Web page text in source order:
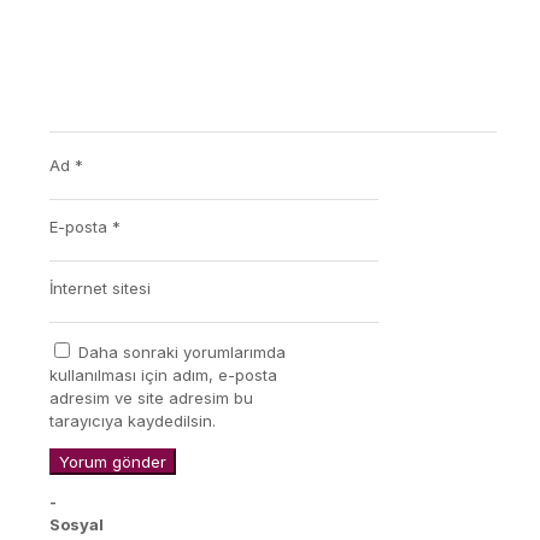
Ad *
E-posta *
İnternet sitesi
Daha sonraki yorumlarımda
kullanılması için adım, e-posta
adresim ve site adresim bu
tarayıcıya kaydedilsin.
-
Sosyal